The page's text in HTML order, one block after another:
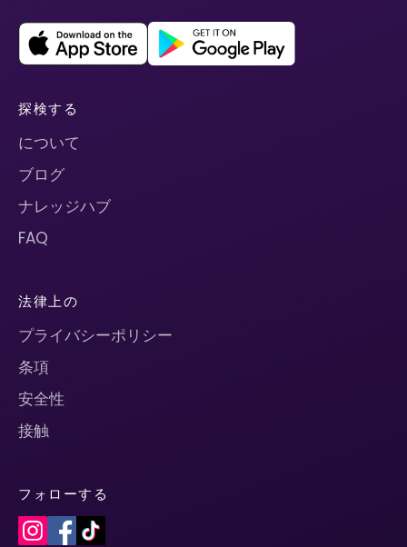
探検する
について
ブログ
ナレッジハブ
FAQ
法律上の
プライバシーポリシー
条項
安全性
接触
フォローする